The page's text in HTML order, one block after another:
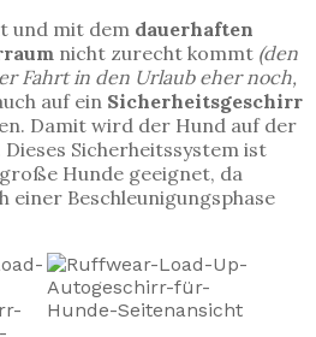
und mit dem dauerhaften
nicht zurecht kommt (den
Fahrt in den Urlaub eher noch,
auf ein Sicherheitsgeschirr
Damit wird der Hund auf der
Sicherheitssystem ist
Hunde geeignet, da
einer Beschleunigungsphase